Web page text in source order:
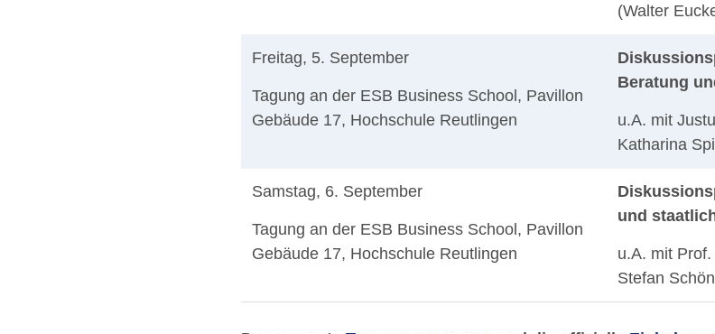
(Walter
Freitag, 5. September
Tagung an der ESB Business School, Pavillon
Gebäude 17, Hochschule Reutlingen
Beratung
u.A. mit
Katharina
Samstag, 6. September
Tagung an der ESB Business School, Pavillon
Gebäude 17, Hochschule Reutlingen
und
u.A. mit
Stefan